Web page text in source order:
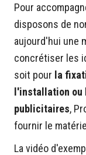
Pour
disposons de
aujourd'hui une
concrétiser les
soit pour la
l'installation ou
publicitaires,
fournir le
La vidéo